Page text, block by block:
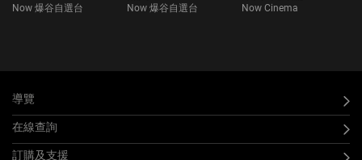
Now 爆谷自選台 Now 爆谷自選台 Now Cinema
導覽
在線查詢
訂購及支援